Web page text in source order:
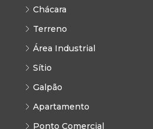
Chácara
Terreno
Área Industrial
Sítio
Galpão
Apartamento
Ponto Comercial